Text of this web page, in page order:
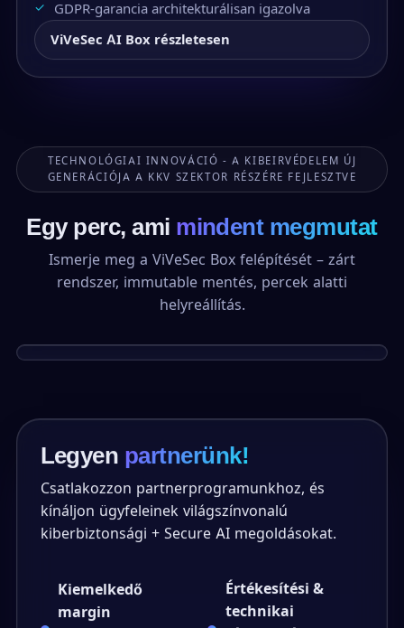
GDPR-garancia architekturálisan igazolva
ViVeSec AI Box részletesen
TECHNOLÓGIAI INNOVÁCIÓ - A KIBEIRVÉDELEM ÚJ
GENERÁCIÓJA A KKV SZEKTOR RÉSZÉRE FEJLESZTVE
Egy perc, ami mindent megmutat
Ismerje meg a ViVeSec Box felépítését – zárt
rendszer, immutable mentés, percek alatti
helyreállítás.
Legyen partnerünk!
Csatlakozzon partnerprogramunkhoz, és
kínáljon ügyfeleinek világszínvonalú
kiberbiztonsági + Secure AI megoldásokat.
Kiemelkedő
margin
Értékesítési &
technikai